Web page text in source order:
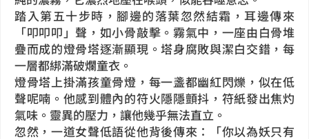
踏入第五十步時，腳邊的落葉忽然結霜，耳邊傳來
「叩叩叩」聲，如小骨敲擊。霧氣中，一座由白骨堆
疊而成的燈骨塔逐漸顯現。塔身腐敗與潔白交錯，每
一層都綁滿破爛童衣。
燈骨塔上掛滿孩童骨燈，每一盞都幽紅閃爍，似在低
聲呢喃。他感到體內的符火隱隱顫抖，符紙發出焦灼
氣味。靈異的壓力，讓他幾乎無法直立。
忽然，一道女聲低語從他背後傳來：「你以為妖只有